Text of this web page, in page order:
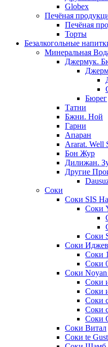
Globex
Печёная
Печёная
Торты
Безалкогольные
Минеральная
Джермук.
Бюрег
Татни
Бжни. Ной
Гарни
Апаран
Ararat. Well
Бон Жур
Дилижан.
Другие
Соки
Соки SIS
Соки
Соки
Соки
Соки
Соки
Соки Noyan
Соки
Соки
Соки
Соки
Соки
Соки Витал
Соки te